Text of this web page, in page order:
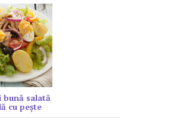
bună salată
cu peşte